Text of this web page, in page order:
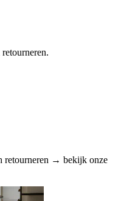
retourneren → bekijk onze